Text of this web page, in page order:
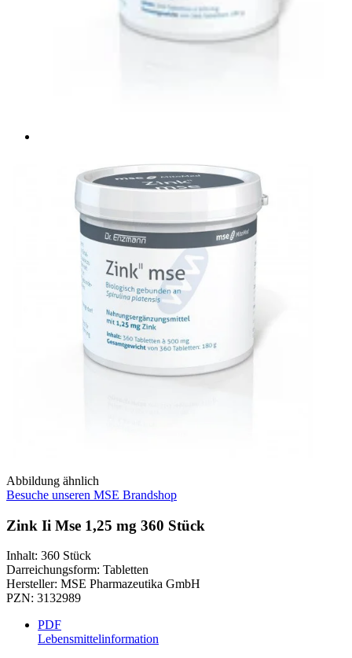
Abbildung ähnlich
Besuche unseren MSE Brandshop
Zink Ii Mse 1,25 mg 360 Stück
Inhalt: 360 Stück
Darreichungsform: Tabletten
Hersteller: MSE Pharmazeutika GmbH
PZN: 3132989
PDF
Lebensmittelinformation